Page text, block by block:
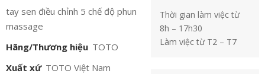
tay sen điều chỉnh 5 chế độ phun
massage
Hãng/Thương hiệu TOTO
Xuất xứ TOTO Việt Nam
Thời gian làm việc từ
8h – 17h30
Làm việc từ T2 – T7